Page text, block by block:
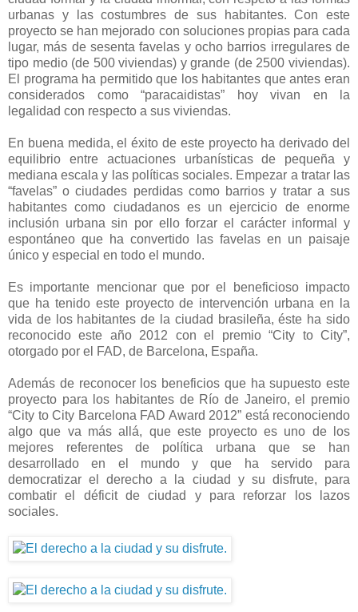
urbanas y las costumbres de sus habitantes. Con este
proyecto se han mejorado con soluciones propias para cada
lugar, más de sesenta favelas y ocho barrios irregulares de
tipo medio (de 500 viviendas) y grande (de 2500 viviendas).
El programa ha permitido que los habitantes que antes eran
considerados como “paracaidistas” hoy vivan en la
legalidad con respecto a sus viviendas.
En buena medida, el éxito de este proyecto ha derivado del
equilibrio entre actuaciones urbanísticas de pequeña y
mediana escala y las políticas sociales. Empezar a tratar las
“favelas” o ciudades perdidas como barrios y tratar a sus
habitantes como ciudadanos es un ejercicio de enorme
inclusión urbana sin por ello forzar el carácter informal y
espontáneo que ha convertido las favelas en un paisaje
único y especial en todo el mundo.
Es importante mencionar que por el beneficioso impacto
que ha tenido este proyecto de intervención urbana en la
vida de los habitantes de la ciudad brasileña, éste ha sido
reconocido este año 2012 con el premio “City to City”,
otorgado por el FAD, de Barcelona, España.
Además de reconocer los beneficios que ha supuesto este
proyecto para los habitantes de Río de Janeiro, el premio
“City to City Barcelona FAD Award 2012” está reconociendo
algo que va más allá, que este proyecto es uno de los
mejores referentes de política urbana que se han
desarrollado en el mundo y que ha servido para
democratizar el derecho a la ciudad y su disfrute, para
combatir el déficit de ciudad y para reforzar los lazos
sociales.